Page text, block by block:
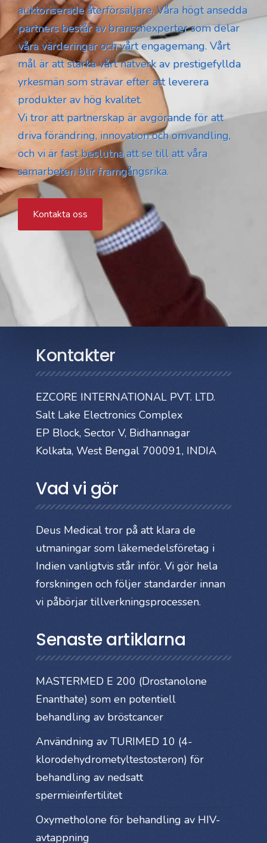
auktoriserade återförsäljare. Våra högt ansedda
partners består av branschexperter som delar
våra värderingar och vårt engagemang. Vårt
mål är att stärka vårt nätverk av prestigefyllda
yrkesmän som strävar efter att leverera
produkter av hög kvalitet.
Vi tror att partnerskap är avgörande för att
driva förändring, innovation och omvandling,
och vi är fast beslutna att se till att våra
samarbeten blir framgångsrika.
Kontakta oss
Kontakter
EZCORE INTERNATIONAL PVT. LTD.
Salt Lake Electronics Complex
EP Block, Sector V, Bidhannagar
Kolkata, West Bengal 700091, INDIA
Vad vi gör
Deus Medical tror på att klara de
utmaningar som läkemedelsföretag i
Indien vanligtvis står inför. Vi gör hela
forskningen och följer standarder innan
vi påbörjar tillverkningsprocessen.
Senaste artiklarna
MASTERMED E 200 (Drostanolone
Enanthate) som en potentiell
behandling av bröstcancer
Användning av TURIMED 10 (4-
klorodehydrometyltestosteron) för
behandling av nedsatt
spermieinfertilitet
Oxymetholone för behandling av HIV-
avtappning